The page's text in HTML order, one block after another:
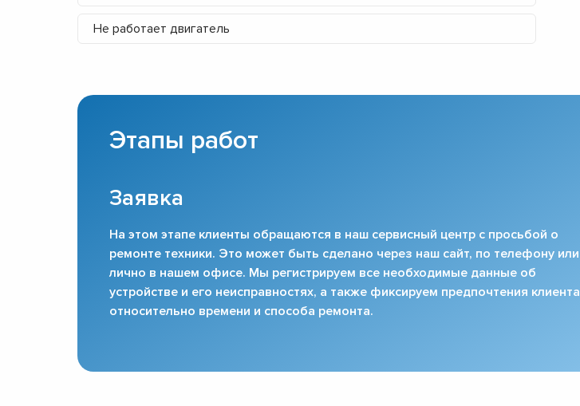
Не работает двигатель
Этапы работ
Заявка
На этом этапе клиенты обращаются в наш сервисный центр с просьбой о
ремонте техники. Это может быть сделано через наш сайт, по телефону или
лично в нашем офисе. Мы регистрируем все необходимые данные об
устройстве и его неисправностях, а также фиксируем предпочтения клиента
относительно времени и способа ремонта.